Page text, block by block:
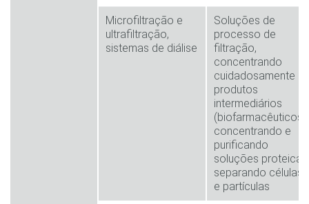
Microfiltração e
ultrafiltração,
sistemas de diálise
Soluções de
processo de
filtração,
concentrando
cuidadosamente
produtos
intermediários
(biofarmacêuticos),
concentrando e
purificando
soluções
separando células
e partículas